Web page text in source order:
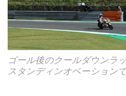
ゴール後のクールダウンラ
スタンディンオベーション